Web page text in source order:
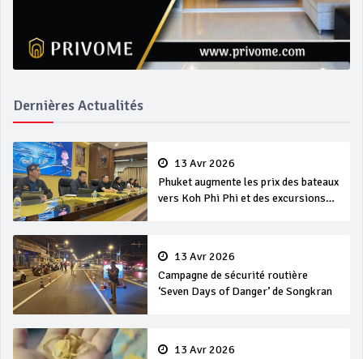
Dernières Actualités
13 Avr 2026
Phuket augmente les prix des bateaux
vers Koh Phi Phi et des excursions
13 Avr 2026
Campagne de sécurité routière
‘Seven Days of Danger’ de Songkran
13 Avr 2026